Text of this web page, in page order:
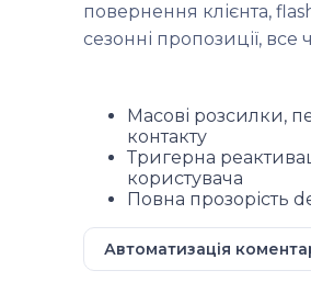
повернення клієнта,
сезонні пропозиції,
Масові розсилки,
контакту
Тригерна
користувача
Повна прозорість
Автоматизація